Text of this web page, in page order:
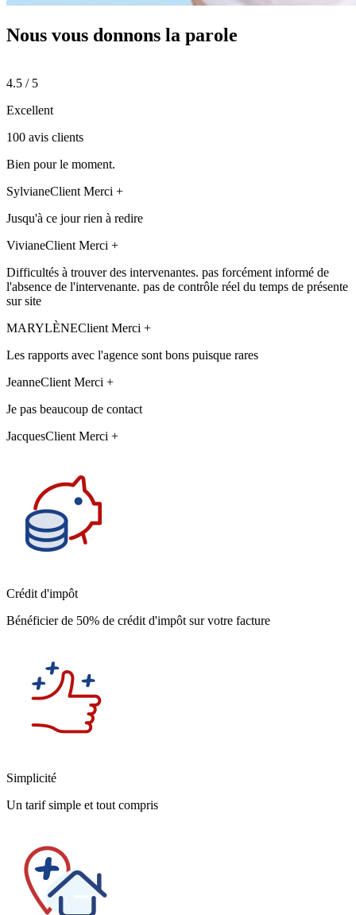
Nous vous donnons la parole
4.5 / 5
Excellent
100 avis clients
Bien pour le moment.
SylvianeClient Merci +
Jusqu'à ce jour rien à redire
VivianeClient Merci +
Difficultés à trouver des intervenantes. pas forcément informé de
l'absence de l'intervenante. pas de contrôle réel du temps de présente
sur site
MARYLÈNEClient Merci +
Les rapports avec l'agence sont bons puisque rares
JeanneClient Merci +
Je pas beaucoup de contact
JacquesClient Merci +
Crédit d'impôt
Bénéficier de 50% de crédit d'impôt sur votre facture
Simplicité
Un tarif simple et tout compris